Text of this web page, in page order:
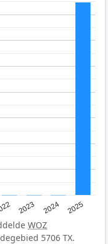
2023 2024 2025
WOZ
5706 TX.